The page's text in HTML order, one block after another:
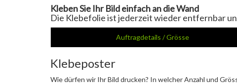
Kleben Sie Ihr Bild einfach an die Wand
Die Klebefolie ist jederzeit wieder entfernbar
Auftragdetails / Grösse
Klebeposter
Wie dürfen wir Ihr Bild drucken? In welcher Anzahl und